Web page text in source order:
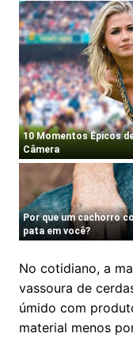
No cotidiano, a
vassoura de
úmido com
material menos